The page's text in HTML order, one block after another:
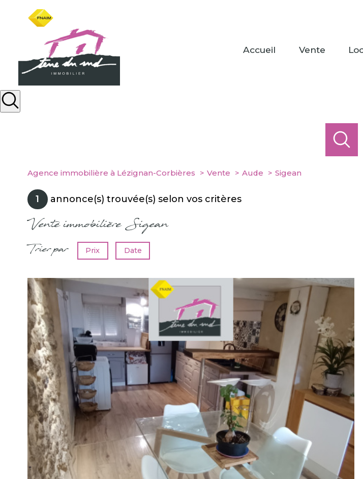
accueil vente
Agence immobilière à Lézignan-Corbières Vente Aude Sigean
1 annonce(s) trouvée(s) selon vos critères
Vente immobilière Sigean
Trier par Prix Date
voir le
bien